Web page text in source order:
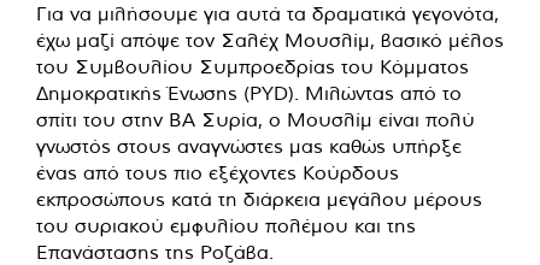
Για να μιλήσουμε για αυτά τα δραματικά γεγονότα,
έχω μαζί απόψε τον Σαλέχ Μουσλίμ, βασικό μέλος
του Συμβουλίου Συμπροεδρίας του Κόμματος
Δημοκρατικής Ένωσης (PYD). Μιλώντας από το
σπίτι του στην ΒΑ Συρία, ο Μουσλίμ είναι πολύ
γνωστός στους αναγνώστες μας καθώς υπήρξε
ένας από τους πιο εξέχοντες Κούρδους
εκπροσώπους κατά τη διάρκεια μεγάλου μέρους
του συριακού εμφυλίου πολέμου και της
Επανάστασης της Ροζάβα.